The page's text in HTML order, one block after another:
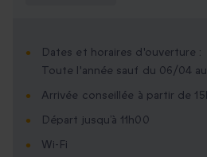
Dates et horaires d'ouverture :
Toute l'année sauf du 06/04
Arrivée conseillée à partir de
Départ jusqu’à 11h00
Wi-Fi